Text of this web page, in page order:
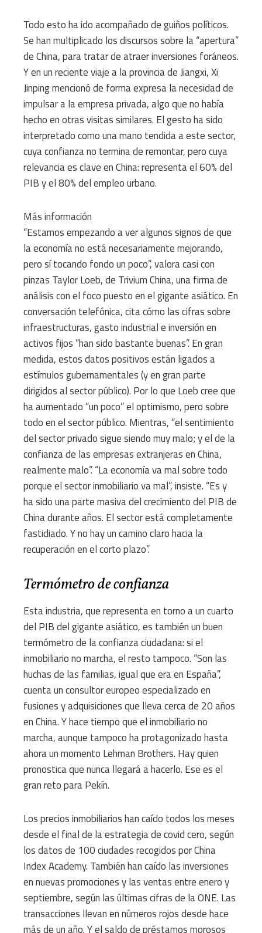
Todo esto ha ido acompañado de guiños políticos.
Se han multiplicado los discursos sobre la “apertura”
de China, para tratar de atraer inversiones foráneos.
Y en un reciente viaje a la provincia de Jiangxi, Xi
Jinping mencionó de forma expresa la necesidad de
impulsar a la empresa privada, algo que no había
hecho en otras visitas similares. El gesto ha sido
interpretado como una mano tendida a este sector,
cuya confianza no termina de remontar, pero cuya
relevancia es clave en China: representa el 60% del
PIB y el 80% del empleo urbano.
Más información
“Estamos empezando a ver algunos signos de que
la economía no está necesariamente mejorando,
pero sí tocando fondo un poco”, valora casi con
pinzas Taylor Loeb, de Trivium China, una firma de
análisis con el foco puesto en el gigante asiático. En
conversación telefónica, cita cómo las cifras sobre
infraestructuras, gasto industrial e inversión en
activos fijos “han sido bastante buenas”. En gran
medida, estos datos positivos están ligados a
estímulos gubernamentales (y en gran parte
dirigidos al sector público). Por lo que Loeb cree que
ha aumentado “un poco” el optimismo, pero sobre
todo en el sector público. Mientras, “el sentimiento
del sector privado sigue siendo muy malo; y el de la
confianza de las empresas extranjeras en China,
realmente malo”. “La economía va mal sobre todo
porque el sector inmobiliario va mal”, insiste. “Es y
ha sido una parte masiva del crecimiento del PIB de
China durante años. El sector está completamente
fastidiado. Y no hay un camino claro hacia la
recuperación en el corto plazo”.
Termómetro de confianza
Esta industria, que representa en torno a un cuarto
del PIB del gigante asiático, es también un buen
termómetro de la confianza ciudadana: si el
inmobiliario no marcha, el resto tampoco. “Son las
huchas de las familias, igual que era en España”,
cuenta un consultor europeo especializado en
fusiones y adquisiciones que lleva cerca de 20 años
en China. Y hace tiempo que el inmobiliario no
marcha, aunque tampoco ha protagonizado hasta
ahora un momento Lehman Brothers. Hay quien
pronostica que nunca llegará a hacerlo. Ese es el
gran reto para Pekín.
Los precios inmobiliarios han caído todos los meses
desde el final de la estrategia de covid cero, según
los datos de 100 ciudades recogidos por China
Index Academy. También han caído las inversiones
en nuevas promociones y las ventas entre enero y
septiembre, según las últimas cifras de la ONE. Las
transacciones llevan en números rojos desde hace
más de un año. Y el saldo de préstamos morosos